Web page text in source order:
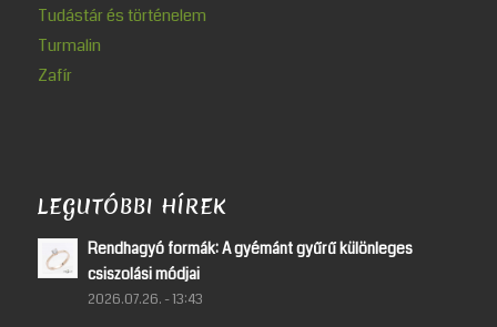
Tudástár és történelem
Turmalin
Zafír
LEGUTÓBBI HÍREK
Rendhagyó formák: A gyémánt gyűrű különleges
csiszolási módjai
2026.07.26. - 13:43